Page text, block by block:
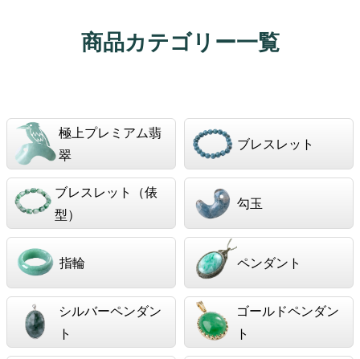
商品カテゴリー一覧
極上プレミアム翡
翠
ブレスレット
ブレスレット（俵
型）
勾玉
指輪 ペンダント
シルバーペンダン
ト
ゴールドペンダン
ト